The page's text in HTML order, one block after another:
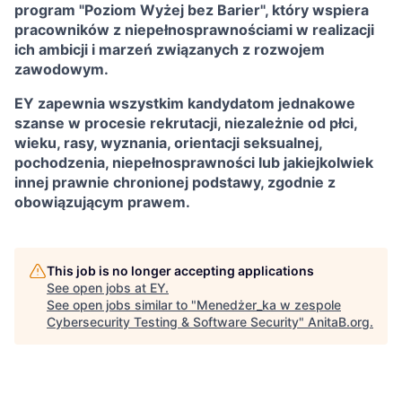
program "Poziom Wyżej bez Barier", który wspiera
pracowników z niepełnosprawnościami w realizacji
ich ambicji i marzeń związanych z rozwojem
zawodowym.
EY zapewnia wszystkim kandydatom jednakowe
szanse w procesie rekrutacji, niezależnie od płci,
wieku, rasy, wyznania, orientacji seksualnej,
pochodzenia, niepełnosprawności lub jakiejkolwiek
innej prawnie chronionej podstawy, zgodnie z
obowiązującym prawem.
This job is no longer accepting applications
See open jobs at EY.
See open jobs similar to "Menedżer_ka w zespole
Cybersecurity Testing & Software Security" AnitaB.org.